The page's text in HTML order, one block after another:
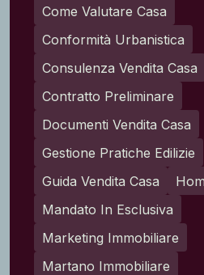
Come Valutare Casa
Conformità Urbanistica
Consulenza Vendita Casa
Contratto Preliminare
Documenti Vendita Casa
Gestione Pratiche Edilizie
Guida Vendita Casa
Mandato In Esclusiva
Marketing Immobiliare
Martano Immobiliare